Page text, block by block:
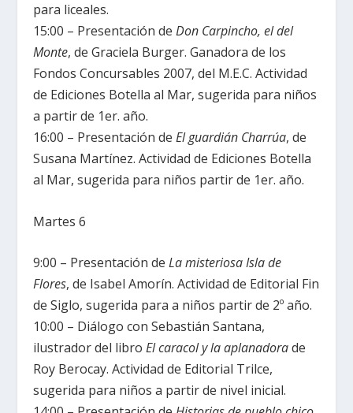
para liceales.
15:00 – Presentación deDon Carpincho, el del
Monte, de Graciela Burger. Ganadora de los
Fondos Concursables 2007, del M.E.C. Actividad
de Ediciones Botella al Mar, sugerida para niños
a partir de 1er. año.
16:00 – Presentación deEl guardián Charrúa, de
Susana Martínez. Actividad de Ediciones Botella
al Mar, sugerida para niños partir de 1er. año.
Martes 6
9:00 – Presentación deLa misteriosa Isla de
Flores, de Isabel Amorín. Actividad de Editorial Fin
de Siglo, sugerida para a niños partir de 2º año.
10:00 – Diálogo con Sebastián Santana,
ilustrador del libroEl caracol y la aplanadorade
Roy Berocay. Actividad de Editorial Trilce,
sugerida para niños a partir de nivel inicial.